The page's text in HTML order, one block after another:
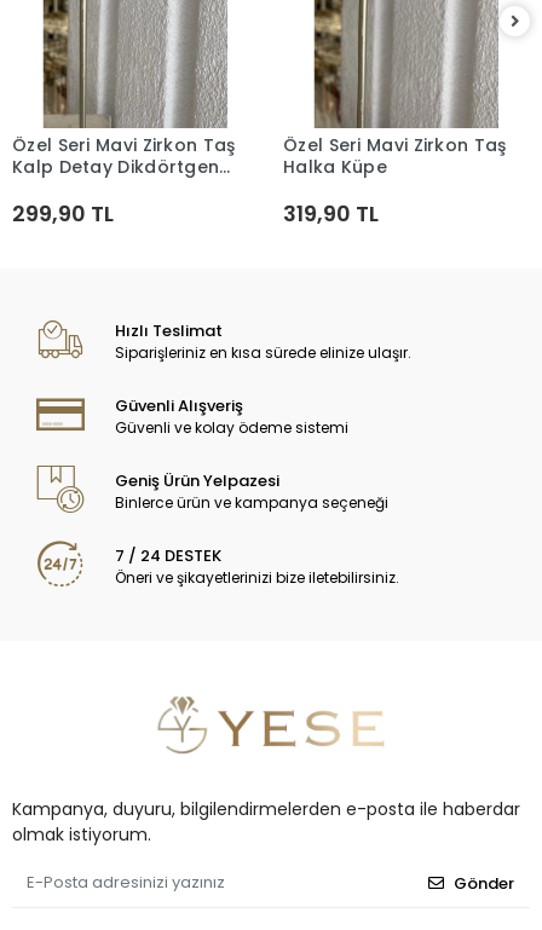
Sepete Ekle
Özel Seri Mavi Zirkon Taş
Kalp Detay Dikdörtgen
299,90 TL
Sepete Ekle
Özel Seri Mavi Zirkon Taş
Halka Küpe
319,90 TL
Hızlı Teslimat
Siparişleriniz en kısa sürede elinize ulaşır.
Güvenli Alışveriş
Güvenli ve kolay ödeme sistemi
Geniş Ürün Yelpazesi
Binlerce ürün ve kampanya seçeneği
7 / 24 DESTEK
Öneri ve şikayetlerinizi bize iletebilirsiniz.
Kampanya, duyuru, bilgilendirmelerden e-posta ile haberdar
olmak istiyorum.
Gönder